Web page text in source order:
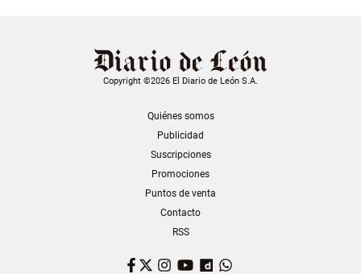
Copyright ©2026 El Diario de León S.A.
Quiénes somos
Publicidad
Suscripciones
Promociones
Puntos de venta
Contacto
RSS
Facebook
TwitterInstagram
YouTubeDailymotion